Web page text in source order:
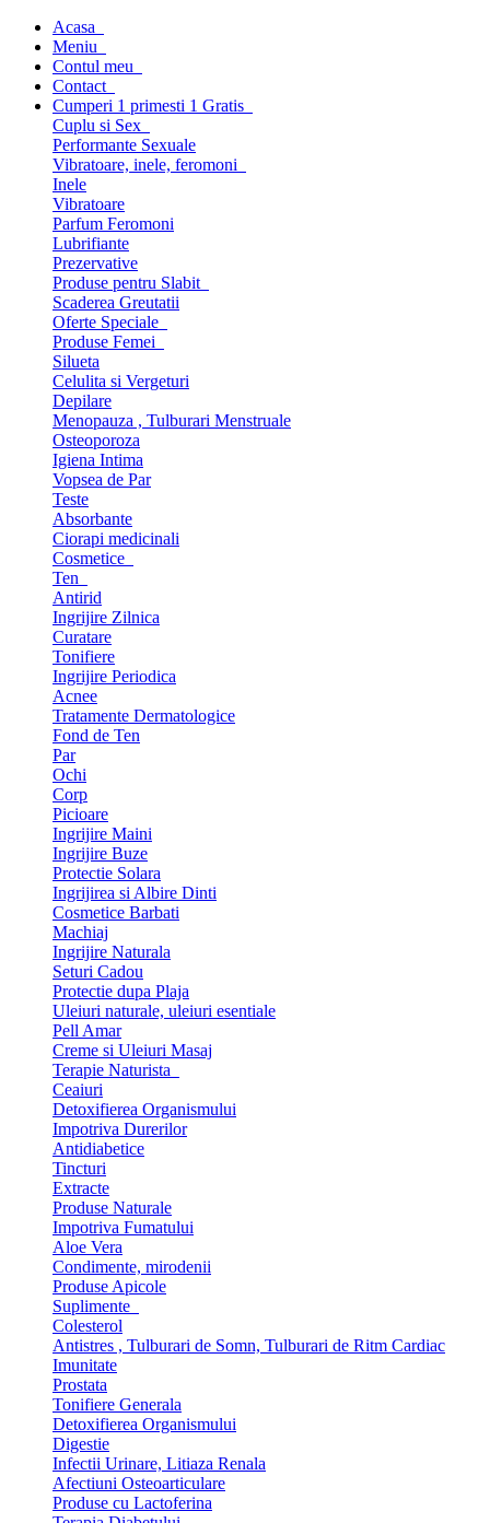
Acasa
Meniu
Contul meu
Contact
Cumperi 1 primesti 1 Gratis
Cuplu si Sex
Performante Sexuale
Vibratoare, inele, feromoni
Inele
Vibratoare
Parfum Feromoni
Lubrifiante
Prezervative
Produse pentru Slabit
Scaderea Greutatii
Oferte Speciale
Produse Femei
Silueta
Celulita si Vergeturi
Depilare
Menopauza , Tulburari Menstruale
Osteoporoza
Igiena Intima
Vopsea de Par
Teste
Absorbante
Ciorapi medicinali
Cosmetice
Ten
Antirid
Ingrijire Zilnica
Curatare
Tonifiere
Ingrijire Periodica
Acnee
Tratamente Dermatologice
Fond de Ten
Par
Ochi
Corp
Picioare
Ingrijire Maini
Ingrijire Buze
Protectie Solara
Ingrijirea si Albire Dinti
Cosmetice Barbati
Machiaj
Ingrijire Naturala
Seturi Cadou
Protectie dupa Plaja
Uleiuri naturale, uleiuri esentiale
Pell Amar
Creme si Uleiuri Masaj
Terapie Naturista
Ceaiuri
Detoxifierea Organismului
Impotriva Durerilor
Antidiabetice
Tincturi
Extracte
Produse Naturale
Impotriva Fumatului
Aloe Vera
Condimente, mirodenii
Produse Apicole
Suplimente
Colesterol
Antistres , Tulburari de Somn, Tulburari de Ritm Cardiac
Imunitate
Prostata
Tonifiere Generala
Detoxifierea Organismului
Digestie
Infectii Urinare, Litiaza Renala
Afectiuni Osteoarticulare
Produse cu Lactoferina